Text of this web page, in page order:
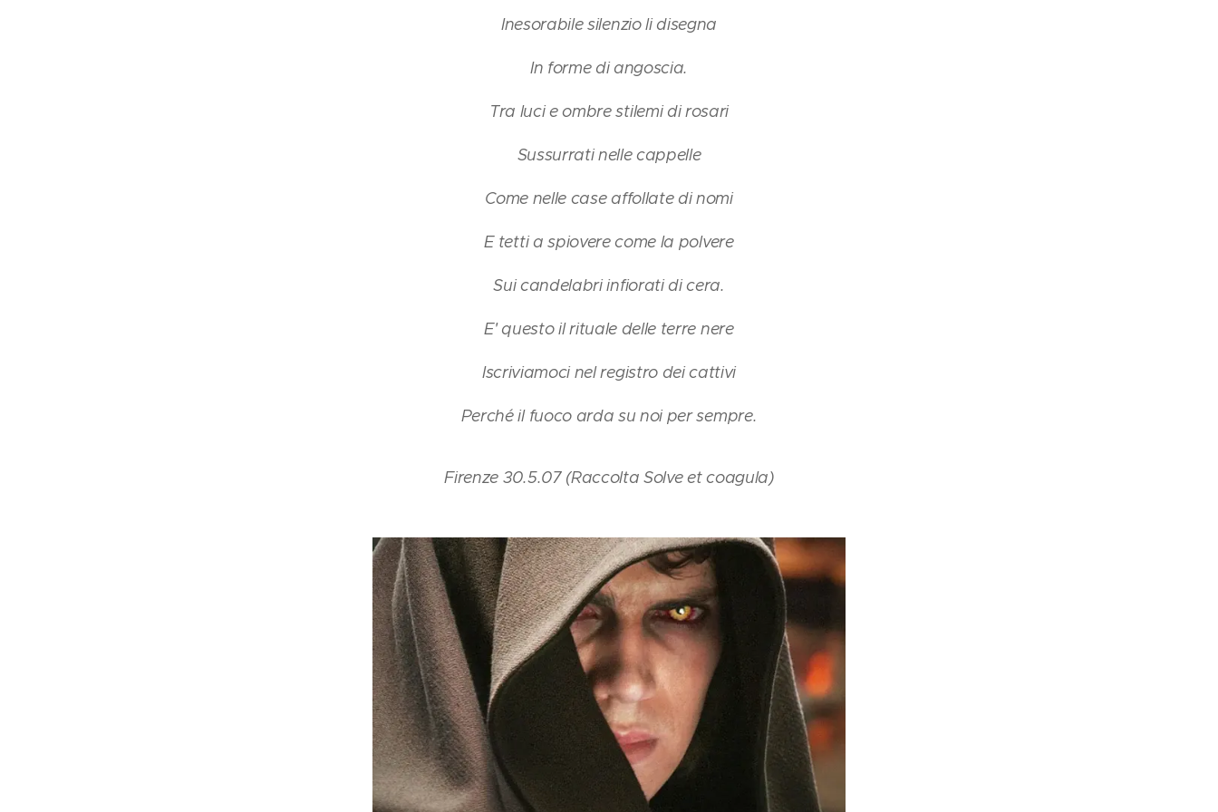
Inesorabile silenzio li disegna
In forme di angoscia.
Tra luci e ombre stilemi di rosari
Sussurrati nelle cappelle
Come nelle case affollate di nomi
E tetti a spiovere come la polvere
Sui candelabri infiorati di cera.
E' questo il rituale delle terre nere
Iscriviamoci nel registro dei cattivi
Perché il fuoco arda su noi per sempre.
Firenze 30.5.07 (Raccolta Solve et coagula)